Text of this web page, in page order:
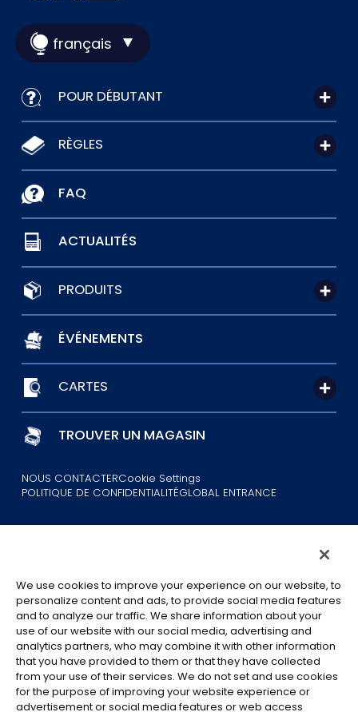
français
POUR DÉBUTANT
RÈGLES
FAQ
ACTUALITÉS
PRODUITS
ÉVÉNEMENTS
CARTES
TROUVER UN MAGASIN
NOUS CONTACTERCookie Settings
POLITIQUE DE CONFIDENTIALITÉGLOBAL ENTRANCE
©Eiichiro Oda/Shueisha
©Eiichiro Oda/Shueisha, Toei Animation
Toutes les images, textes et données de ce site web ne peuvent être
reproduits sans autorisation.
Veuillez noter que les images utilisées sur ce site peuvent différer du
We use cookies to improve your experience on our website, to
personalize content and ads, to provide social media features
and to analyze our traffic. We share information about your
use of our website with our social media, advertising and
analytics partners, who may combine it with other information
that you have provided to them or that they have collected
from your use of their services. We do not set and use cookies
for the purpose of improving your website experience or
advertisement or social media features or web access